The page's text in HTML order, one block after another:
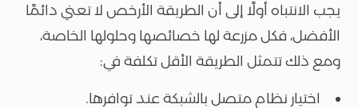
يجب الانتباه أولًا إلى أن الطريقة الأرخص لا تعني دائمًا
الأفضل، فكل مزرعة لها خصائصها وحلولها الخاصة،
ومع ذلك تتمثل الطريقة الأقل تكلفة في:
اختيار نظام متصل بالشبكة عند توافرها.